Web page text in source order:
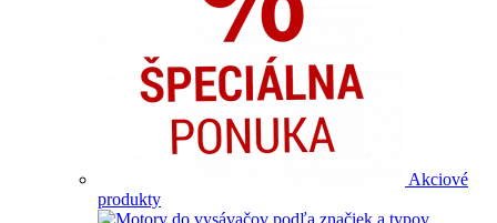
Akciové
produkty